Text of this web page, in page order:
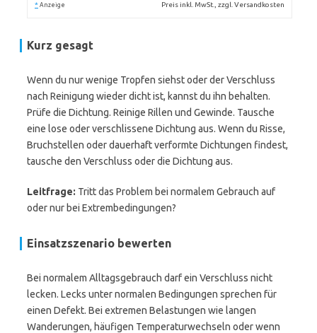
* Anzeige Preis inkl. MwSt., zzgl. Versandkosten
Kurz gesagt
Wenn du nur wenige Tropfen siehst oder der Verschluss
nach Reinigung wieder dicht ist, kannst du ihn behalten.
Prüfe die Dichtung. Reinige Rillen und Gewinde. Tausche
eine lose oder verschlissene Dichtung aus. Wenn du Risse,
Bruchstellen oder dauerhaft verformte Dichtungen findest,
tausche den Verschluss oder die Dichtung aus.
Leitfrage: Tritt das Problem bei normalem Gebrauch auf
oder nur bei Extrembedingungen?
Einsatzszenario bewerten
Bei normalem Alltagsgebrauch darf ein Verschluss nicht
lecken. Lecks unter normalen Bedingungen sprechen für
einen Defekt. Bei extremen Belastungen wie langen
Wanderungen, häufigen Temperaturwechseln oder wenn